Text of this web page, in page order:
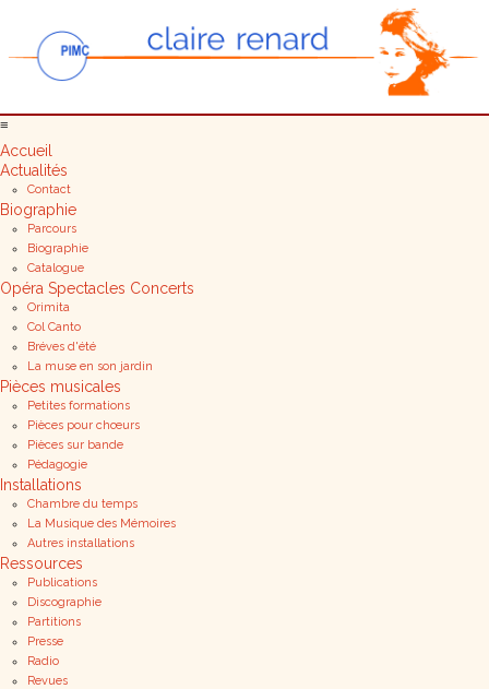
≡
Accueil
Actualités
Contact
Biographie
Parcours
Biographie
Catalogue
Opéra Spectacles Concerts
Orimita
Col Canto
Bréves d'été
La muse en son jardin
Pièces musicales
Petites formations
Pièces pour chœurs
Pièces sur bande
Pédagogie
Installations
Chambre du temps
La Musique des Mémoires
Autres installations
Ressources
Publications
Discographie
Partitions
Presse
Radio
Revues